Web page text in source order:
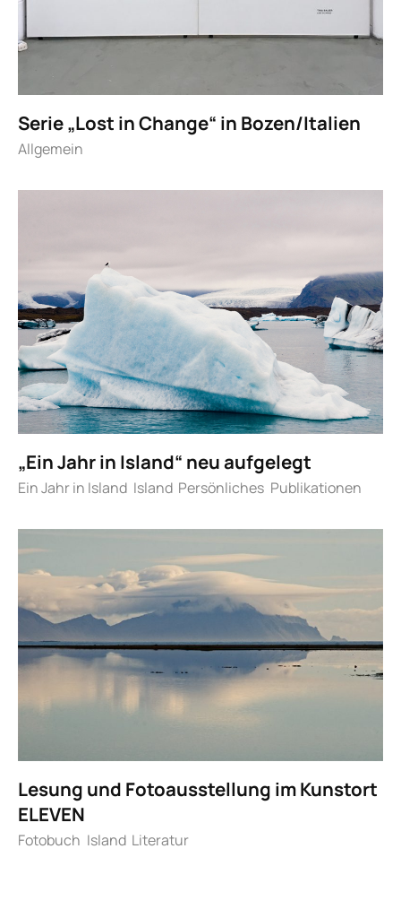
Serie „Lost in Change“ in Bozen/Italien
Allgemein
„Ein Jahr in Island“ neu aufgelegt
Ein Jahr in Island Island Persönliches Publikationen
Lesung und Fotoausstellung im Kunstort
ELEVEN
Fotobuch Island Literatur